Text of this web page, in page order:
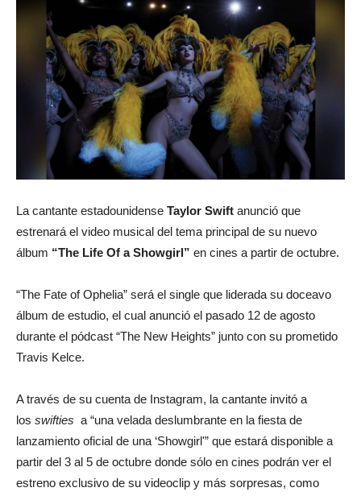
La cantante estadounidense Taylor Swift anunció que
estrenará el video musical del tema principal de su nuevo
álbum “The Life Of a Showgirl” en cines a partir de octubre.
“The Fate of Ophelia” será el single que liderada su doceavo
álbum de estudio, el cual anunció el pasado 12 de agosto
durante el pódcast “The New Heights” junto con su prometido
Travis Kelce.
A través de su cuenta de Instagram, la cantante invitó a
los swifties a “una velada deslumbrante en la fiesta de
lanzamiento oficial de una ‘Showgirl'” que estará disponible a
partir del 3 al 5 de octubre donde sólo en cines podrán ver el
estreno exclusivo de su videoclip y más sorpresas, como